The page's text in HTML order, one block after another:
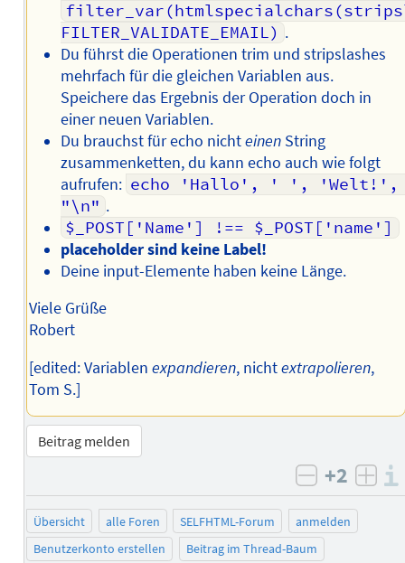
FILTER_VALIDATE_EMAIL) .
Du führst die Operationen trim und stripslashes
mehrfach für die gleichen Variablen aus.
Speichere das Ergebnis der Operation doch in
einer neuen Variablen.
Du brauchst für echo nichteinen String
zusammenketten, du kann echo auch wie folgt
aufrufen: echo 'Hallo', ' ', 'Welt!',
"\n" .
$_POST['Name'] !== $_POST['name']
placeholder sind keine Label!
Deine input-Elemente haben keine Länge.
Viele Grüße
Robert
[edited: Variablen expandieren, nichtextrapolieren,
Tom S.]
Beitrag melden
negativ
+2
Übersicht alle Foren SELFHTML-Forum
anmelden
Benutzerkonto erstellen
Beitrag im Thread-Baum